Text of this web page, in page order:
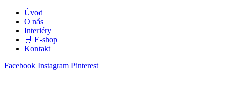
Úvod
O nás
Interiéry
🛒 E-shop
Kontakt
Facebook Instagram Pinterest